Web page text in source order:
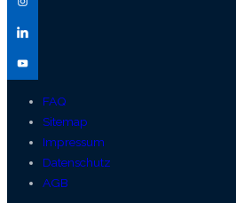
FAQ
Sitemap
Impressum
Datenschutz
AGB